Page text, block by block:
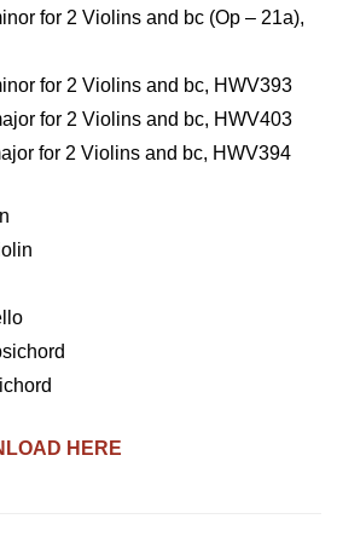
for 2 Violins and bc (Op – 21a),
for 2 Violins and bc, HWV393
for 2 Violins and bc, HWV403
for 2 Violins and bc, HWV394
HERE